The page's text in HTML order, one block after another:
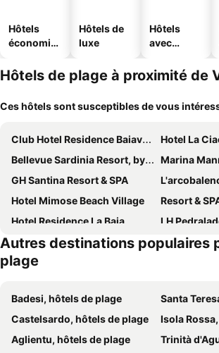
Hôtels
économiq
Hôtels de
luxe
Hôtels
avec
Hôtels de plage à proximité de
Ces hôtels sont susceptibles de vous
Club Hotel Residence Baiaverde
Hotel La
Bellevue Sardinia Resort, by Meliá
Marina Manna
GH Santina Resort & SPA
Hotel Mimose Beach Village
Resort &
Hotel Residence La Baia
LH
Janus Hotel
Hotel & SPA
Pinna
Borgo Isola Rossa
Tanca Torre
Hotel Relax Torreruja Thalasso & SPA
Hotel
Ibiscus
Red Sun
Autres destinations populaires
plage
Badesi, hôtels de plage
Santa Teresa
Castelsardo, hôtels de plage
Isola
Aglientu, hôtels de plage
Trinità d'Agultu e